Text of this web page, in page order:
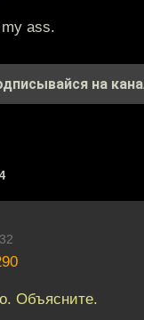
ass.
на
Объясните.